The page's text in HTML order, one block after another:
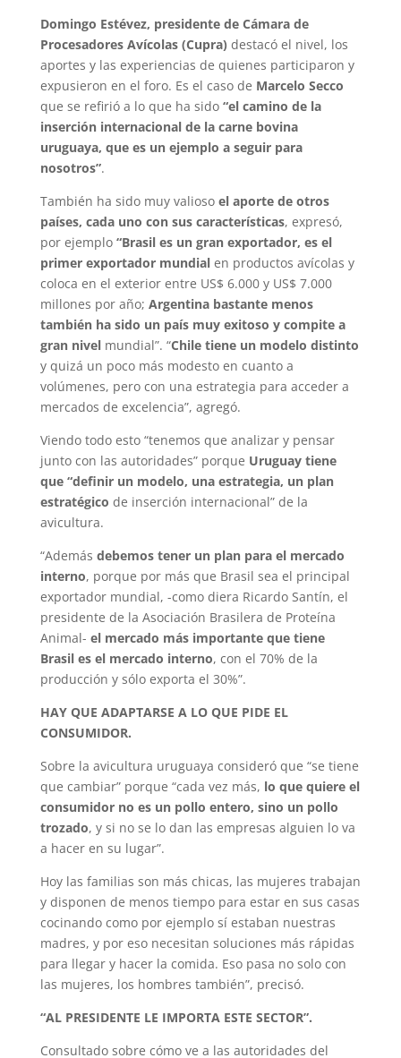
Domingo Estévez, presidente de Cámara de
Procesadores Avícolas (Cupra) destacó el nivel, los
aportes y las experiencias de quienes participaron y
expusieron en el foro. Es el caso de Marcelo Secco
que se refirió a lo que ha sido “el camino de la
inserción internacional de la carne bovina
uruguaya, que es un ejemplo a seguir para
nosotros”.
También ha sido muy valioso el aporte de otros
países, cada uno con sus características, expresó,
por ejemplo “Brasil es un gran exportador, es el
primer exportador mundialen productos avícolas y
coloca en el exterior entre US$ 6.000 y US$ 7.000
millones por año; Argentina bastante menos
también ha sido un país muy exitoso y compite a
gran nivelmundial”. “Chile tiene un modelo distinto
y quizá un poco más modesto en cuanto a
volúmenes, pero con una estrategia para acceder a
mercados de excelencia”, agregó.
Viendo todo esto “tenemos que analizar y pensar
junto con las autoridades” porque Uruguay tiene
que “definir un modelo, una estrategia, un plan
estratégico de inserción internacional” de la
avicultura.
“Además debemos tener un plan para el mercado
interno, porque por más que Brasil sea el principal
exportador mundial, -como diera Ricardo Santín, el
presidente de la Asociación Brasilera de Proteína
Animal- el mercado más importante que tiene
Brasil es el mercado interno, con el 70% de la
producción y sólo exporta el 30%”.
HAY QUE ADAPTARSE A LO QUE PIDE EL
CONSUMIDOR.
Sobre la avicultura uruguaya consideró que “se tiene
que cambiar” porque “cada vez más, lo que quiere el
consumidor no es un pollo entero, sino un pollo
trozado, y si no se lo dan las empresas alguien lo va
a hacer en su lugar”.
Hoy las familias son más chicas, las mujeres trabajan
y disponen de menos tiempo para estar en sus casas
cocinando como por ejemplo sí estaban nuestras
madres, y por eso necesitan soluciones más rápidas
para llegar y hacer la comida. Eso pasa no solo con
las mujeres, los hombres también”, precisó.
“AL PRESIDENTE LE IMPORTA ESTE SECTOR”.
Consultado sobre cómo ve a las autoridades del